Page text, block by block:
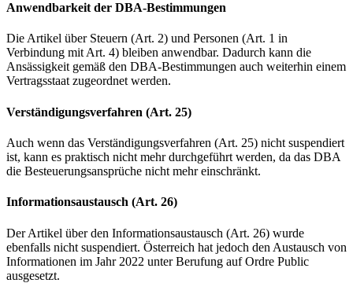
Anwendbarkeit der DBA-Bestimmungen
Die Artikel über Steuern (Art. 2) und Personen (Art. 1 in
Verbindung mit Art. 4) bleiben anwendbar. Dadurch kann die
Ansässigkeit gemäß den DBA-Bestimmungen auch weiterhin einem
Vertragsstaat zugeordnet werden.
Verständigungsverfahren (Art. 25)
Auch wenn das Verständigungsverfahren (Art. 25) nicht suspendiert
ist, kann es praktisch nicht mehr durchgeführt werden, da das DBA
die Besteuerungsansprüche nicht mehr einschränkt.
Informationsaustausch (Art. 26)
Der Artikel über den Informationsaustausch (Art. 26) wurde
ebenfalls nicht suspendiert. Österreich hat jedoch den Austausch von
Informationen im Jahr 2022 unter Berufung auf Ordre Public
ausgesetzt.